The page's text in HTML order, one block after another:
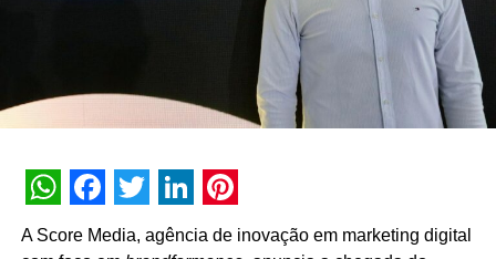
usuários e, assim, evidenciar o valor agregado dos
TÓPICOS RELACIONADOS:
Shopfully adapta plataforma digital e
consumidores poderão ver quais produtos estão
disponíveis em tempo real
WhatsApp
Facebook
Twitter
LinkedIn
Pinterest
A Score Media, agência de inovação em marketing digital